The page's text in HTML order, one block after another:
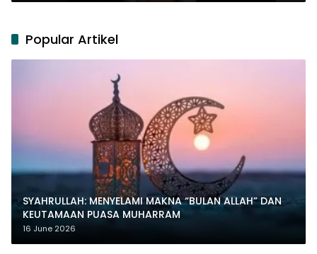
Popular Artikel
SYAHRULLAH: MENYELAMI MAKNA “BULAN ALLAH” DAN
KEUTAMAAN PUASA MUHARRAM
16 June 2026